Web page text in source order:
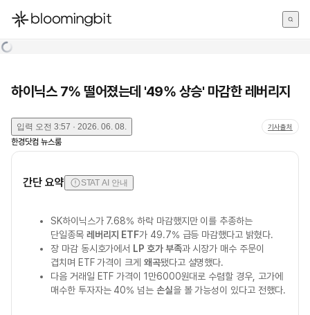
한국어
하이닉스 7% 떨어졌는데 '49% 상승' 마감한 레버리지
입력 오전 3:57 · 2026. 06. 08. 기사출처
한경닷컴 뉴스룸
간단 요약 STAT AI 안내
SK하이닉스가 7.68% 하락 마감했지만 이를 추종하는
단일종목 레버리지 ETF가 49.7% 급등 마감했다고 밝혔다.
장 마감 동시호가에서 LP 호가 부족과 시장가 매수 주문이
겹치며 ETF 가격이 크게 왜곡됐다고 설명했다.
다음 거래일 ETF 가격이 1만6000원대로 수렴할 경우, 고가에
매수한 투자자는 40% 넘는 손실을 볼 가능성이 있다고 전했다.